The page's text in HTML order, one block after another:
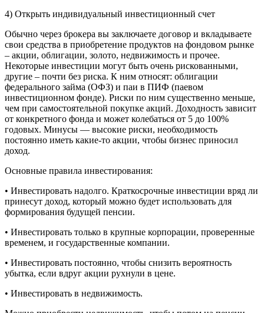
4) Открыть индивидуальный инвестиционный счет
Обычно через брокера вы заключаете договор и вкладываете
свои средства в приобретение продуктов на фондовом рынке
– акции, облигации, золото, недвижимость и прочее.
Некоторые инвестиции могут быть очень рискованными,
другие – почти без риска. К ним относят: облигации
федерального займа (ОФЗ) и паи в ПИФ (паевом
инвестиционном фонде). Риски по ним существенно меньше,
чем при самостоятельной покупке акций. Доходность зависит
от конкретного фонда и может колебаться от 5 до 100%
годовых. Минусы — высокие риски, необходимость
постоянно иметь какие-то акции, чтобы бизнес приносил
доход.
Основные правила инвестирования:
• Инвестировать надолго. Краткосрочные инвестиции вряд ли
принесут доход, который можно будет использовать для
формирования будущей пенсии.
• Инвестировать только в крупные корпорации, проверенные
временем, и государственные компании.
• Инвестировать постоянно, чтобы снизить вероятность
убытка, если вдруг акции рухнули в цене.
• Инвестировать в недвижимость.